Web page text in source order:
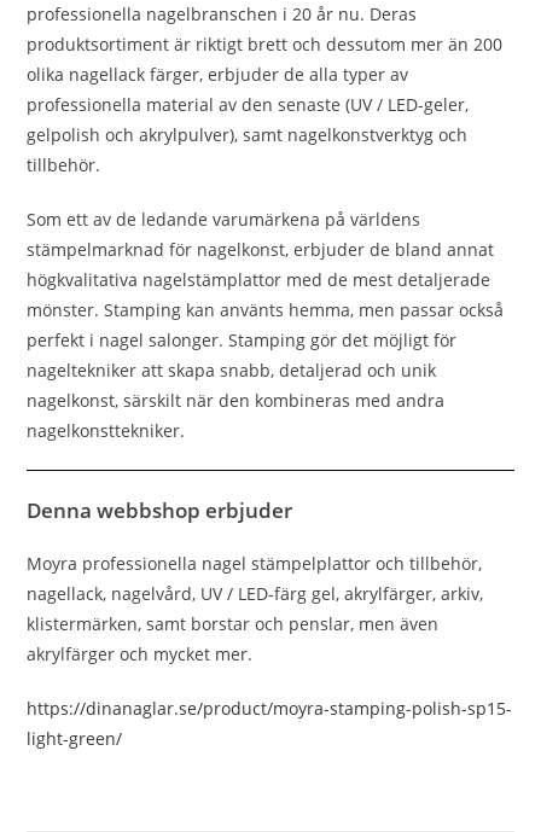
professionella nagelbranschen i 20 år nu. Deras
produktsortiment är riktigt brett och dessutom mer än 200
olika nagellack färger, erbjuder de alla typer av
professionella material av den senaste (UV / LED-geler,
gelpolish och akrylpulver), samt nagelkonstverktyg och
tillbehör.
Som ett av de ledande varumärkena på världens
stämpelmarknad för nagelkonst, erbjuder de bland annat
högkvalitativa nagelstämplattor med de mest detaljerade
mönster. Stamping kan använts hemma, men passar också
perfekt i nagel salonger. Stamping gör det möjligt för
nageltekniker att skapa snabb, detaljerad och unik
nagelkonst, särskilt när den kombineras med andra
nagelkonsttekniker.
Denna webbshop erbjuder
Moyra professionella nagel stämpelplattor och tillbehör,
nagellack, nagelvård, UV / LED-färg gel, akrylfärger, arkiv,
klistermärken, samt borstar och penslar, men även
akrylfärger och mycket mer.
https://dinanaglar.se/product/moyra-stamping-polish-sp15-
light-green/